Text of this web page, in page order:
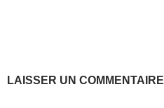
LAISSER UN COMMENTAIRE